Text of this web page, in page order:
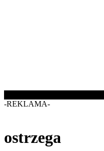
-REKLAMA-
ostrzega